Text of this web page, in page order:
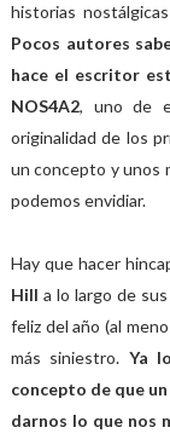
historias
Pocos autores
hace el escritor
NOS4A2, uno de
originalidad de los
un concepto y unos
podemos envidiar.
Hay que hacer
Hilla lo largo de
feliz del año (al
más siniestro. Ya
concepto de que
darnos lo que nos